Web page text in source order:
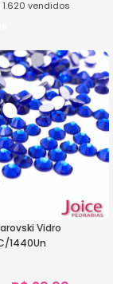
1.620 vendidos
Vidro
1440Un